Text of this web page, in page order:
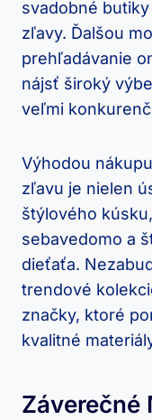
svadobné
zľavy. Ďalšou
prehľadávanie
nájsť široký
veľmi
Výhodou
zľavu je nielen
štýlového
sebavedomo a
dieťaťa.
trendové
značky, ktoré
kvalitné
Záverečné